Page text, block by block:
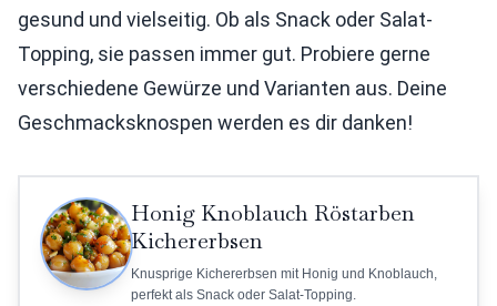
gesund und vielseitig. Ob als Snack oder Salat-
Topping, sie passen immer gut. Probiere gerne
verschiedene Gewürze und Varianten aus. Deine
Geschmacksknospen werden es dir danken!
Honig Knoblauch Röstarben
Kichererbsen
Knusprige Kichererbsen mit Honig und Knoblauch,
perfekt als Snack oder Salat-Topping.